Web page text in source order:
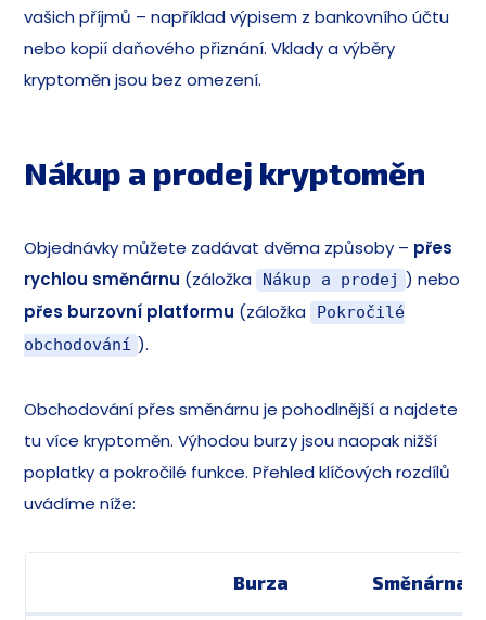
vašich příjmů – například výpisem z bankovního účtu
nebo kopií daňového přiznání. Vklady a výběry
kryptoměn jsou bez omezení.
Nákup a prodej kryptoměn
Objednávky můžete zadávat dvěma způsoby – přes
rychlou směnárnu (záložka Nákup a prodej ) nebo
přes burzovní platformu (záložka
Pokročilé
obchodování ).
Obchodování přes směnárnu je pohodlnější a najdete
tu více kryptoměn. Výhodou burzy jsou naopak nižší
poplatky a pokročilé funkce. Přehled klíčových rozdílů
uvádíme níže:
Burza Směnárna